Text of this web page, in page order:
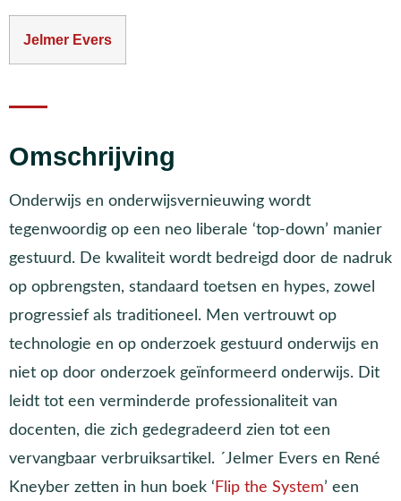
Jelmer Evers
Omschrijving
Onderwijs en onderwijsvernieuwing wordt
tegenwoordig op een neo liberale ‘top-down’ manier
gestuurd. De kwaliteit wordt bedreigd door de nadruk
op opbrengsten, standaard toetsen en hypes, zowel
progressief als traditioneel. Men vertrouwt op
technologie en op onderzoek gestuurd onderwijs en
niet op door onderzoek geïnformeerd onderwijs. Dit
leidt tot een verminderde professionaliteit van
docenten, die zich gedegradeerd zien tot een
vervangbaar verbruiksartikel. ´Jelmer Evers en René
Kneyber zetten in hun boek ‘ Flip the System’ een